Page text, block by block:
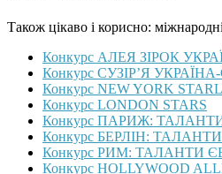
Також цікаво і корисно:
Конкурс АЛЕЯ ЗІРОК
Конкурс СУЗІР’Я
Конкурс NEW YORK
Конкурс LONDON STARS
Конкурс ПАРИЖ:
Конкурс БЕРЛІН:
Конкурс РИМ: ТАЛАНТИ
Конкурс HOLLYWOOD